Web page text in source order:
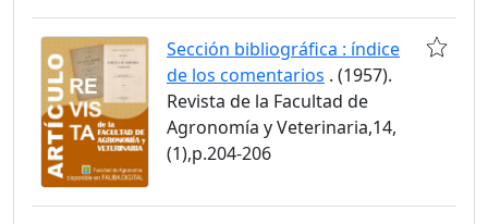
Sección bibliográfica : índice
de los comentarios . (1957).
Revista de la Facultad de
Agronomía y Veterinaria,14,
(1),p.204-206